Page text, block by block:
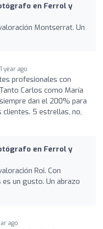
en Ferrol y
Montserrat. Un
1 year ago
profesionales con
Carlos como María
dan el 200% para
5 estrellas, no,
en Ferrol y
Roi. Con
un gusto. Un abrazo
ago